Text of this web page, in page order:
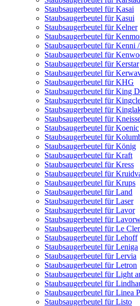
Staubsaugerbeutel für Kasai
Staubsaugerbeutel für Kasui
Staubsaugerbeutel für Kelner
Staubsaugerbeutel für
Staubsaugerbeutel für Kenni
Staubsaugerbeutel für
Staubsaugerbeutel für Kerstar
Staubsaugerbeutel für
Staubsaugerbeutel für KHG
Staubsaugerbeutel für King
Staubsaugerbeutel für
Staubsaugerbeutel für
Staubsaugerbeutel für
Staubsaugerbeutel für Koenic
Staubsaugerbeutel für
Staubsaugerbeutel für König
Staubsaugerbeutel für Kraft
Staubsaugerbeutel für Kress
Staubsaugerbeutel für
Staubsaugerbeutel für Krups
Staubsaugerbeutel für Land
Staubsaugerbeutel für Laser
Staubsaugerbeutel für Lavor
Staubsaugerbeutel für
Staubsaugerbeutel für Le
Staubsaugerbeutel für Lehoff
Staubsaugerbeutel für Leniga
Staubsaugerbeutel für Lervia
Staubsaugerbeutel für Letron
Staubsaugerbeutel für Light
Staubsaugerbeutel für
Staubsaugerbeutel für Linea
Staubsaugerbeutel für Listo